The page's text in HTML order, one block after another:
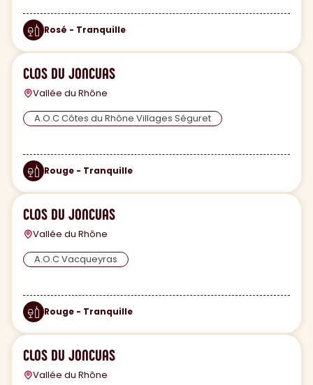
Rosé - Tranquille
CLOS DU JONCUAS
Vallée du Rhône
A.O.C Côtes du Rhône Villages Séguret
Rouge - Tranquille
CLOS DU JONCUAS
Vallée du Rhône
A.O.C Vacqueyras
Rouge - Tranquille
CLOS DU JONCUAS
Vallée du Rhône